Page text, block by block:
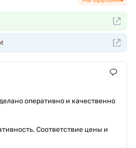
оперативно и качественно
Соответствие цены и